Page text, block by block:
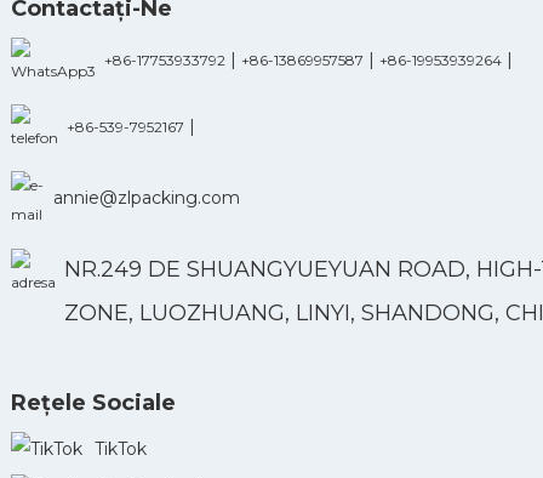
Contactaţi-Ne
+86-17753933792 | +86-13869957587 | +86-19953939264|
+86-539-7952167 |
annie@zlpacking.com
NR.249 DE SHUANGYUEYUAN ROAD,
ZONE, LUOZHUANG, LINYI, SHANDONG,
Rețele Sociale
TikTok